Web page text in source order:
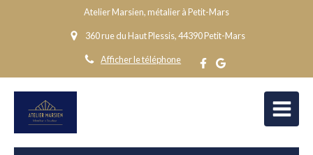
Atelier Marsien, métalier à Petit-Mars
360 rue du Haut Plessis, 44390 Petit-Mars
Afficher le téléphone